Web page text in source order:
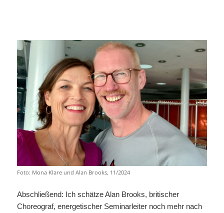
Foto: Mona Klare und Alan Brooks, 11/2024
Abschließend: Ich schätze Alan Brooks, britischer
Choreograf, energetischer Seminarleiter noch mehr nach